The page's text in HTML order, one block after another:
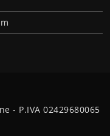
- P.IVA 02429680065